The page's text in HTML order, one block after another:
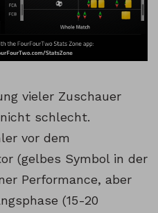
vieler Zuschauer
schlecht.
vor dem
(gelbes Symbol in der
Performance, aber
(15-20